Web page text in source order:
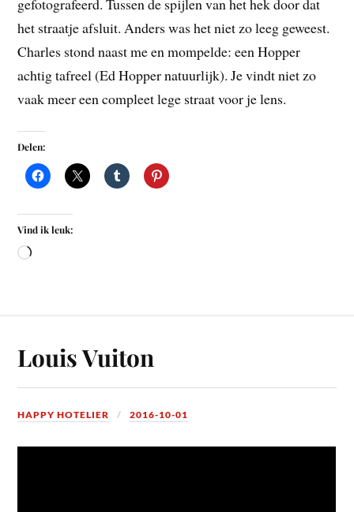
het straatje afsluit. Anders was het niet zo leeg geweest.
Charles stond naast me en mompelde: een Hopper
achtig tafreel (Ed Hopper natuurlijk). Je vindt niet zo
vaak meer een compleet lege straat voor je lens.
Delen:
Vind ik leuk:
Louis Vuiton
HAPPY HOTELIER 2016-10-01